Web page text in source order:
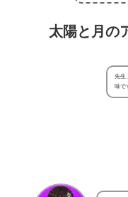
太陽と月の
先生
味で